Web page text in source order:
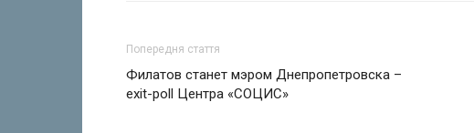
Попередня стаття
Филатов станет мэром Днепропетровска –
exit-poll Центра «СОЦИС»